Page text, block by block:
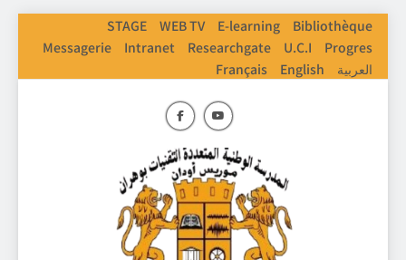
STAGE WEB TV E-learning
Bibliothèque
Messagerie
Intranet Researchgate U.C.I
Progres
Français
English العربية